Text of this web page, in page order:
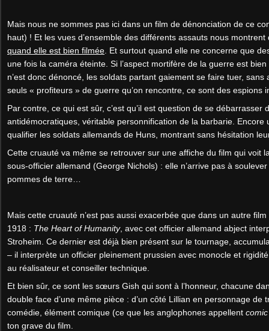
Mais nous ne sommes pas ici dans un film de dénonciation de ce
haut) ! Et les vues d’ensemble des différents assauts nous
quand elle est bien filmée . Et surtout quand elle ne concerne que
une fois la caméra éteinte. Si l’aspect mortifère de la guerre est
n’est donc dénoncé, les soldats partant gaiement se faire tuer, sans
seuls « profiteurs » de guerre qu’on rencontre, ce sont des espions
Par contre, ce qui est sûr, c’est qu’il est question de se débarrasser
antidémocratiques, véritable personnification de la barbarie. Encore
qualifier les soldats allemands de Huns, montrant sans hésitation
Cette cruauté va même se retrouver sur une affiche du film qui voit
sous-officier allemand (George Nichols) : elle n’arrive pas à
pommes de terre…
Mais cette cruauté n’est pas aussi exacerbée que dans un autre
1918 : The Heart of Humanity, avec cet officier allemand abject
Stroheim. Ce dernier est déjà bien présent sur le tournage,
– il interprète un officier pleinement prussien avec monocle et
au réalisateur et conseiller technique.
Et bien sûr, ce sont les sœurs Gish qui sont à l’honneur, chacune
double face d’une même pièce : d’un côté Lillian en personnage de
comédie, élément comique (ce que les anglophones appellent
ton grave du film.